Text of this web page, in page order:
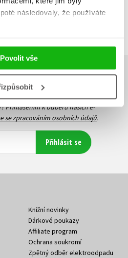
následovaly, že používáte
Povolit vše
Zobraz záznamů
první!
vychází, na jaké zboží je výhodná
Přihlášením k odběru našich e-
se zpracováním osobních údajů.
Přihlásit se
Knižní novinky
Dárkové poukazy
Affiliate program
Ochrana soukromí
Zpětný odběr elektroodpadu